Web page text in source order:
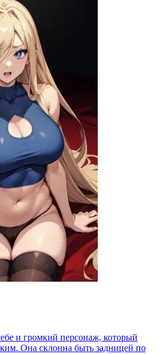
и громкий персонаж, который
Она склонна быть задницей по